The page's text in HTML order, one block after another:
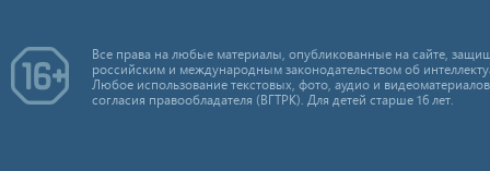
Все права на любые материалы, опубликованные на сайте,
российским и международным законодательством об
Любое использование текстовых, фото, аудио и
согласия правообладателя (ВГТРК). Для детей старше 16 лет.